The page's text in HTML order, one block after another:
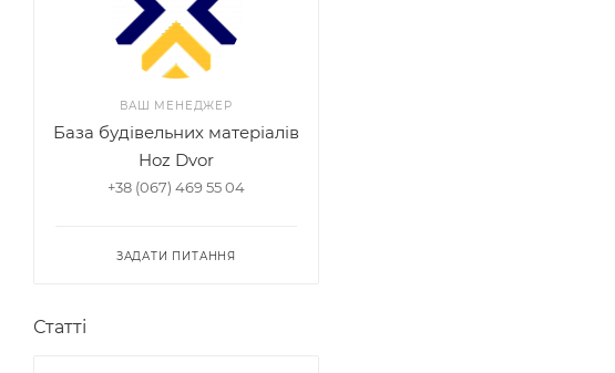
ВАШ МЕНЕДЖЕР
База будівельних матеріалів
Hoz Dvor
+38 (067) 469 55 04
ЗАДАТИ ПИТАННЯ
Статті